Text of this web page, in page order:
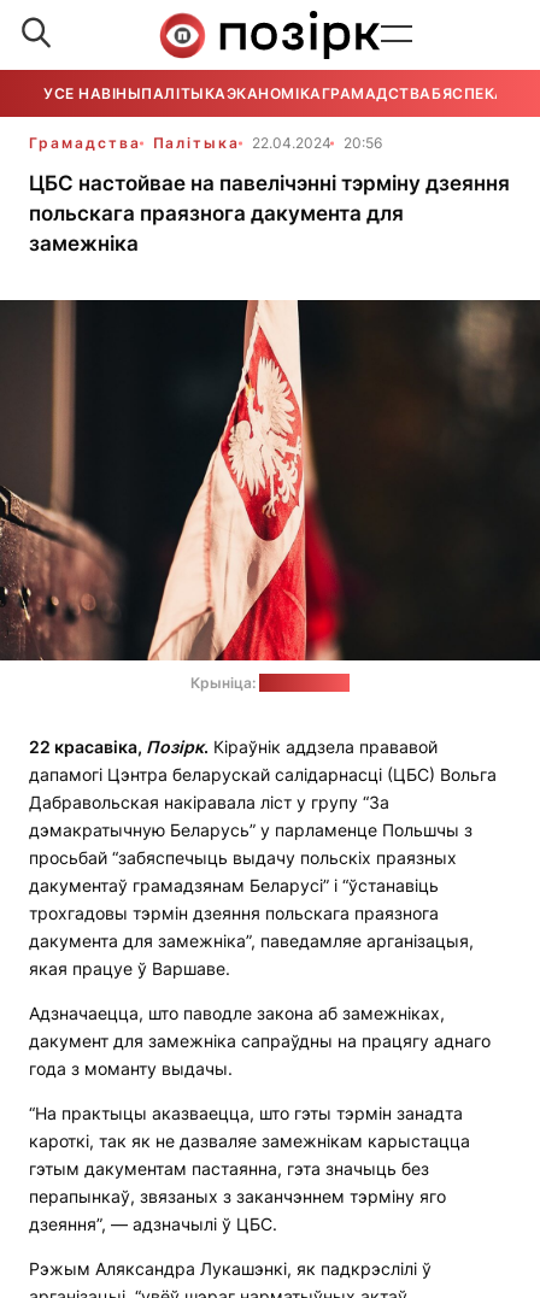
УСЕ НАВІНЫПАЛІТЫКАЭКАНОМІКАГРАМАДСТВАБЯСПЕКА
Грамадства Палітыка 22.04.2024 20:56
ЦБС настойвае на павелічэнні тэрміну дзеяння
польскага праязнога дакумента для
замежніка
Крыніца:
22 красавіка, Позірк. Кіраўнік аддзела прававой
дапамогі Цэнтра беларускай салідарнасці (ЦБС) Вольга
Дабравольская накіравала ліст у групу “За
дэмакратычную Беларусь” у парламенце Польшчы з
просьбай “забяспечыць выдачу польскіх праязных
дакументаў грамадзянам Беларусі” і “ўстанавіць
трохгадовы тэрмін дзеяння польскага праязнога
дакумента для замежніка”, паведамляе арганізацыя,
якая працуе ў Варшаве.
Адзначаецца, што паводле закона аб замежніках,
дакумент для замежніка сапраўдны на працягу аднаго
года з моманту выдачы.
“На практыцы аказваецца, што гэты тэрмін занадта
кароткі, так як не дазваляе замежнікам карыстацца
гэтым дакументам пастаянна, гэта значыць без
перапынкаў, звязаных з заканчэннем тэрміну яго
дзеяння”, — адзначылі ў ЦБС.
Рэжым Аляксандра Лукашэнкі, як падкрэслілі ў